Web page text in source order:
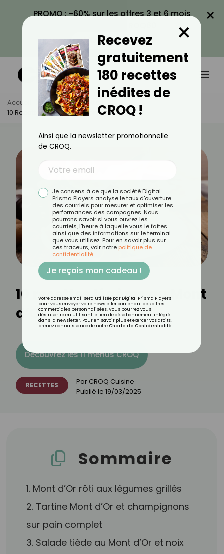
PROMO : -60% sur les offres 3 et 6 mois
VOIR LA PROMO
×
Accueil Actus
Recettes
10 Recettes Légères Au Mont D’Or
10 recettes légères au Mont
d’Or
Découvrez les 11 menus CROQ
RECETTES Par CROQ Cuisine
Publié le 19/03/2025
Sommaire
1. Mont d’Or rôti aux légumes grillés
2. Tartine Mont d’Or et champignons
sur pain complet
3. Salade tiède au Mont d’Or et noix
Recevez
gratuitement
180 recettes
inédites de
CROQ !
×
Ainsi que la newsletter promotionnelle
de CROQ.
Je consens à ce que la société Digital
Prisma Players analyse le taux d'ouverture
des courriels pour mesurer et optimiser les
performances des campagnes. Nous
pourrons savoir si vous ouvrez les
courriels, l'heure à laquelle vous le faites
ainsi que des informations sur le terminal
que vous utilisez. Pour en savoir plus sur
ces traceurs, voir notre politique de
confidentialité.
Je reçois mon cadeau !
Votre adresse email sera utilisée par Digital Prisma Players
pour vous envoyer votre newsletter contenant des offres
commerciales personnalisées. Vous pourrez vous
désinscrire en utilisant le lien de désabonnement intégré
dans la newsletter. Pour en savoir plus et exercer vos droits,
prenez connaissance de notre Charte de Confidentialité.